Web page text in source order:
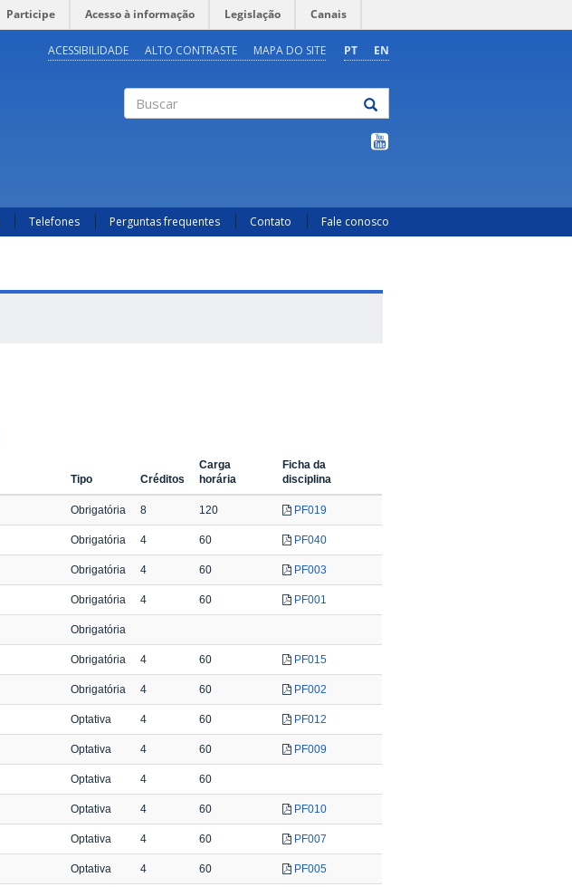
Participe Acesso à informação Legislação Canais
PT EN
ACESSIBILIDADE ALTO CONTRASTE MAPA DO SITE
Telefones Perguntas frequentes Contato Fale conosco
Tipo Créditos
Carga
horária
Ficha da
disciplina
Obrigatória 8 120 PF019
Obrigatória 4 60 PF040
Obrigatória 4 60 PF003
Obrigatória 4 60 PF001
Obrigatória
Obrigatória 4 60 PF015
Obrigatória 4 60 PF002
Optativa 4 60 PF012
Optativa 4 60 PF009
Optativa 4 60
Optativa 4 60 PF010
Optativa 4 60 PF007
Optativa 4 60 PF005